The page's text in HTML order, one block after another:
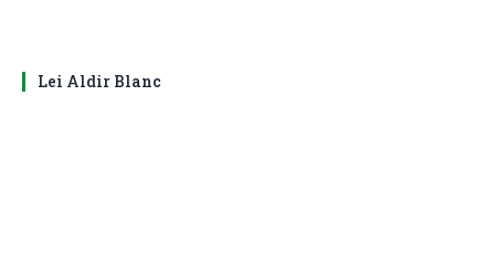
Lei Aldir Blanc